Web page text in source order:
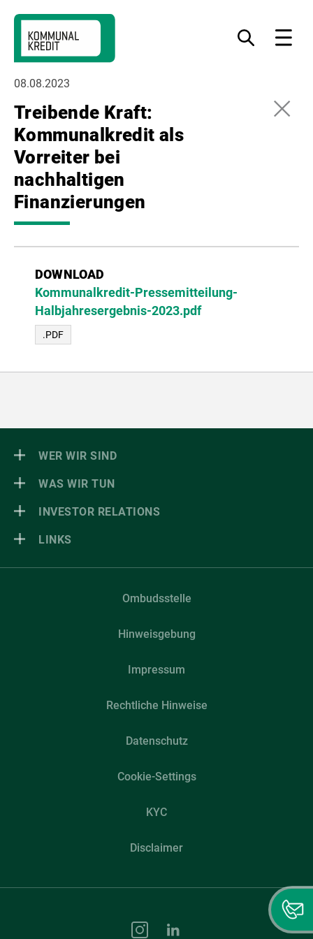
Zur
Navigation
springen
Zum
springen
Zur
Fußzeile
springen
Was
möchten
Menu
08.08.2023
Treibende Kraft:
Kommunalkredit als
Vorreiter bei
nachhaltigen
Finanzierungen
DOWNLOAD
Kommunalkredit-Pressemitteilung-
Halbjahresergebnis-2023.pdf
.PDF
WER WIR SIND
WAS WIR TUN
INVESTOR RELATIONS
LINKS
Ombudsstelle
Hinweisgebung
Impressum
Rechtliche Hinweise
Datenschutz
Cookie-Settings
KYC
Disclaimer
Instagram
LinkedIn